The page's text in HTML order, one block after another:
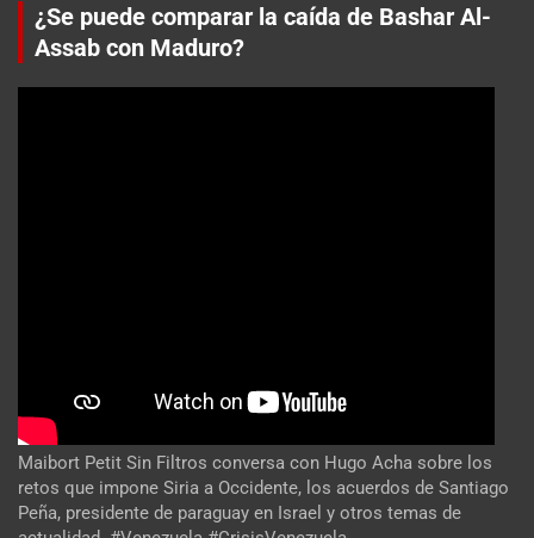
¿Se puede comparar la caída de Bashar Al-
Assab con Maduro?
Maibort Petit Sin Filtros conversa con Hugo Acha sobre los
retos que impone Siria a Occidente, los acuerdos de Santiago
Peña, presidente de paraguay en Israel y otros temas de